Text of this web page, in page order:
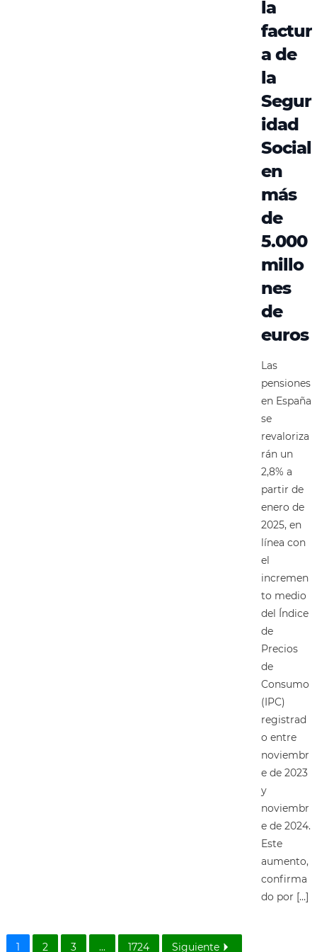
la
factur
a de
la
Segur
idad
Social
en
más
de
5.000
millo
nes
de
euros
Las
pensiones
en España
se
revaloriza
rán un
2,8% a
partir de
enero de
2025, en
línea con
el
incremen
to medio
del Índice
de
Precios
de
Consumo
(IPC)
registrad
o entre
noviembr
e de 2023
y
noviembr
e de 2024.
Este
aumento,
confirma
do por […]
1 2 3 ... 1724 Siguiente